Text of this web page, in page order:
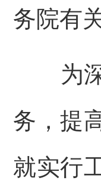
务院有
为深
务，提
就实行